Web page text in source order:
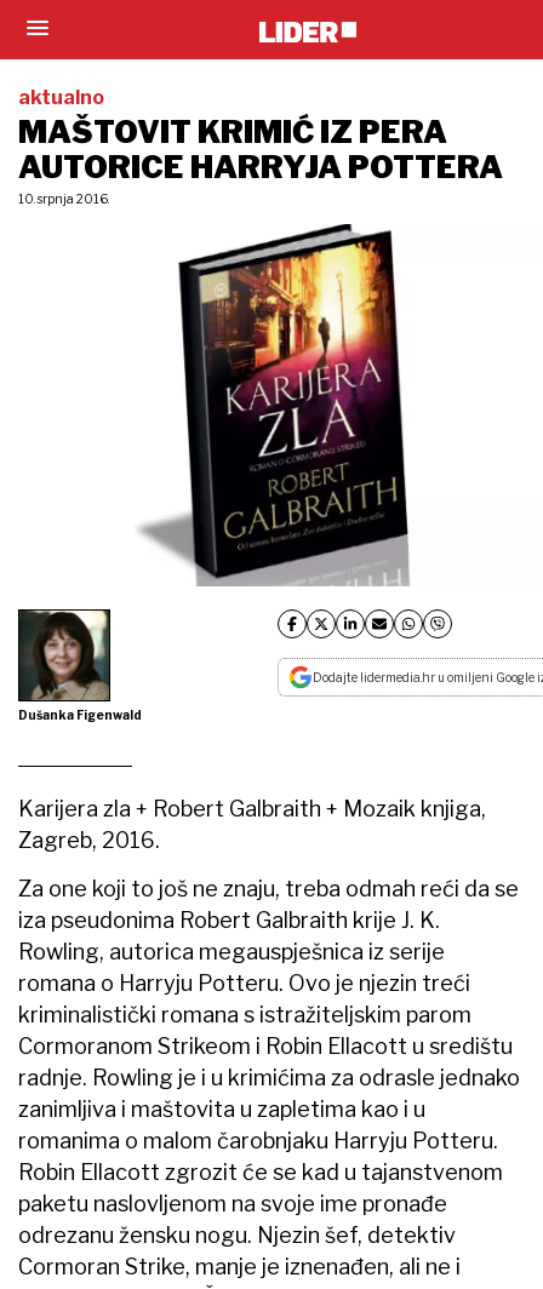
aktualno
MAŠTOVIT KRIMIĆ IZ PERA
AUTORICE HARRYJA POTTERA
10. srpnja 2016.
Dušanka Figenwald
Dodajte lidermedia.hr u omiljeni Google
Karijera zla + Robert Galbraith + Mozaik knjiga,
Zagreb, 2016.
Za one koji to još ne znaju, treba odmah reći da se
iza pseudonima Robert Galbraith krije J. K.
Rowling, autorica megauspješnica iz serije
romana o Harryju Potteru. Ovo je njezin treći
kriminalistički romana s istražiteljskim parom
Cormoranom Strikeom i Robin Ellacott u središtu
radnje. Rowling je i u krimićima za odrasle jednako
zanimljiva i maštovita u zapletima kao i u
romanima o malom čarobnjaku Harryju Potteru.
Robin Ellacott zgrozit će se kad u tajanstvenom
paketu naslovljenom na svoje ime pronađe
odrezanu žensku nogu. Njezin šef, detektiv
Cormoran Strike, manje je iznenađen, ali ne i